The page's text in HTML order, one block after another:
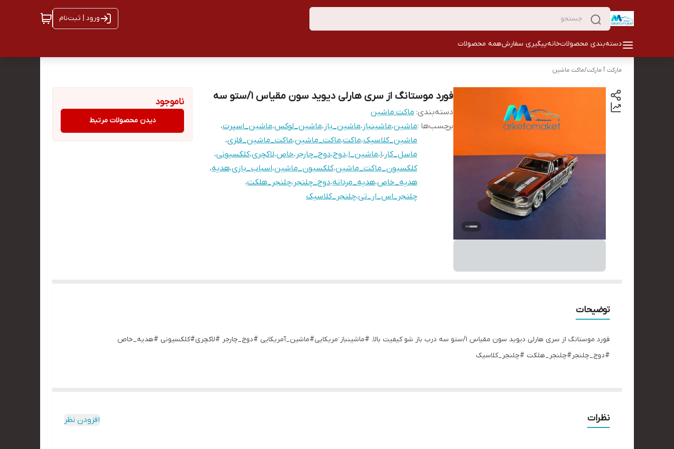
ورود | ثبت‌نام
دسته‌بندی محصولاتخانهپیگیری سفارشهمه محصولات
مارکت ٱ مارکت/ماکت ماشین
فورد موستانگ از سری هارلی دیوید سون مقیاس ۱/ستو سه
دسته‌بندی: ماکت ماشین
برچسب‌ها :ماشین،ماشینباز ،ماشین_باز ،ماشین_لوکس،ماشین_اسپرت،
ماشین_کلاسیک،ماکت،ماکت_ماشین،ماکت_ماشین_فلزی،
ماسل_کار ،ا،ماشین_ا،دوج،دوج_چارجر ،خاص،لاکچری،کلکسیونی،
کلکسیون_ماکت_ماشین،کلکسیون_ماشین،اسباب_بازی،هدیه،
هدیه_خاص،هدیه_مردانه،دوج_چلنجر ،چلنجر_هلکت،
چلنجر_اس_ار_تی،چلنجر_کلاسیک
ناموجود
دیدن محصولات مرتبط
توضیحات
فورد موستانگ از سری هارلی دیوید سون مقیاس ۱/ستو سه درب باز شو کیفیت بالا. #ماشینباز ٓمریکایی#ماشین_آمریکایی #دوج_چارجر #لاکچری#کلکسیونی #هدیه_خاص
#دوج_چلنجر#چلنجر_هلکت #چلنجر_کلاسیک
نظرات افزودن نظر